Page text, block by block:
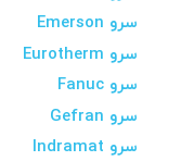
سرو Emerson
سرو Eurotherm
سرو Fanuc
سرو Gefran
سرو Indramat